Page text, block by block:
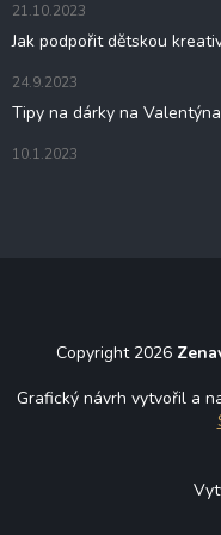
21.10.2023
Jak podpořit dětskou
24.9.2023
Tipy na dárky na Valentýna
10.1.2023
Copyright 2026
Grafický návrh vytvořil a